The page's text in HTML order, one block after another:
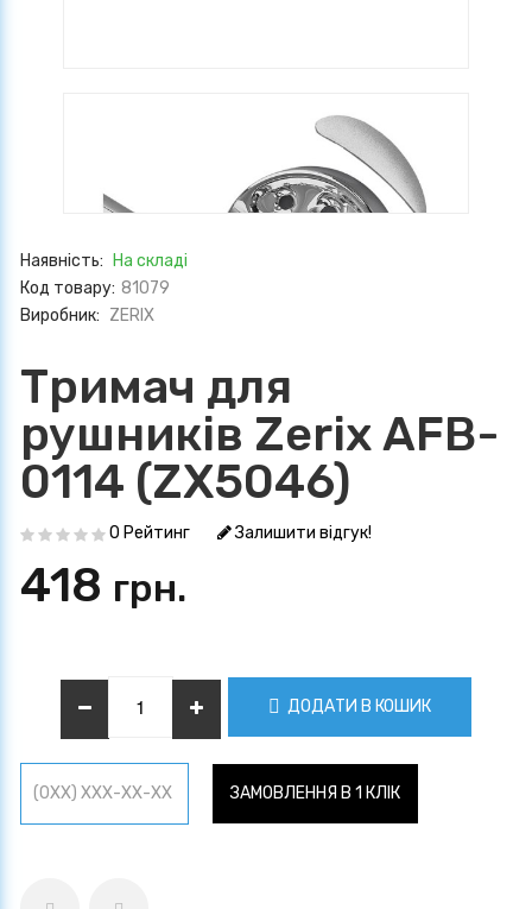
Наявність:
На складі
Код товару: 81079
Виробник: ZERIX
Тримач для
рушників Zerix AFB-
0114 (ZX5046)
0 Рейтинг Залишити відгук!
418 грн.
ДОДАТИ В КОШИК
ЗАМОВЛЕННЯ В 1 КЛІК